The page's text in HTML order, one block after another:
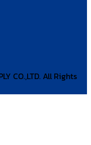
CO.,LTD. All Rights